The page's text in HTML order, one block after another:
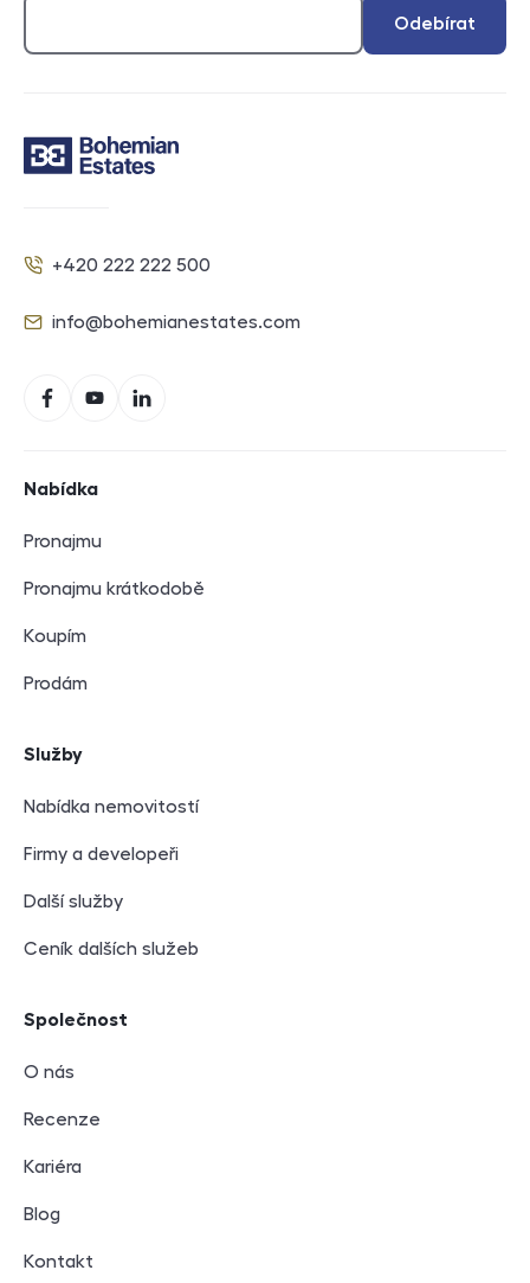
Odebírat
Telefon
+420 222 222 500
E-mail
info@bohemianestates.com
FacebookYouTubeLinkedIn
Nabídka
Pronajmu
Pronajmu krátkodobě
Koupím
Prodám
Služby
Nabídka nemovitostí
Firmy a developeři
Další služby
Ceník dalších služeb
Společnost
O nás
Recenze
Kariéra
Blog
Kontakt